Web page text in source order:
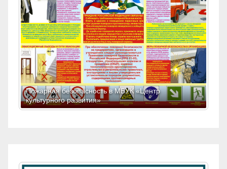
Пожарная безопасность в МБУК «Центр
культурного развития»